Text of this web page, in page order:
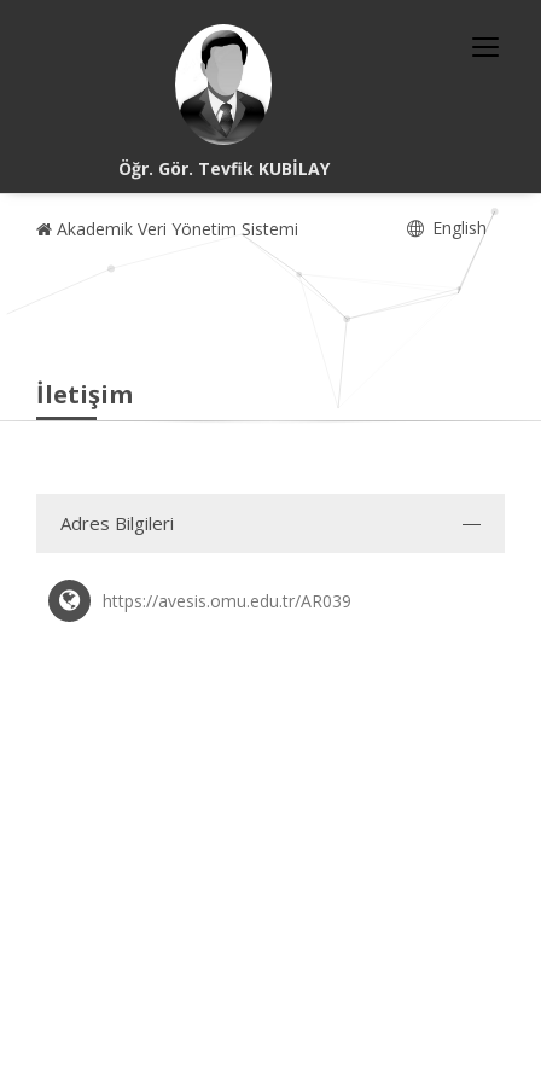
Öğr. Gör. Tevfik KUBİLAY
Akademik Veri Yönetim Sistemi English
İletişim
Adres Bilgileri
https://avesis.omu.edu.tr/AR039